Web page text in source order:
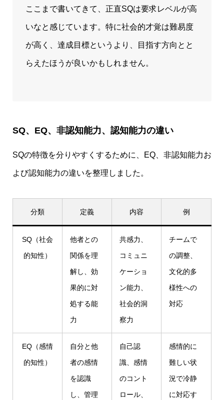
ここまで書いてきて、正直SQは要求レベルが高
いなと感じています。特に社会的才覚は難易度
が高く、達成目標というより、目指す方向とと
らえたほうが良いかもしれません。
SQ、EQ、非認知能力、認知能力の違い
SQの特徴を分りやすくするために、EQ、非認知能力お
よび認知能力の違いを整理しました。
分類 定義 内容 例
SQ（社会
的知性）
他者との
関係を理
解し、効
果的に対
処する能
力
共感力、
コミュニ
ケーショ
ン能力、
社会的洞
察力
チームで
の調整、
文化的多
様性への
対応
EQ（感情
的知性）
自分と他
者の感情
を認識
し、管理
自己認
識、感情
のコント
ロール、
感情的に
難しい状
況で冷静
に対応す